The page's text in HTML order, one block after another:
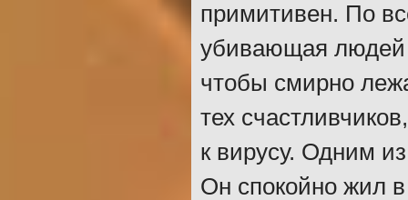
примитивен. По
убивающая людей
чтобы смирно
тех
к вирусу. Одним
Он спокойно жил в